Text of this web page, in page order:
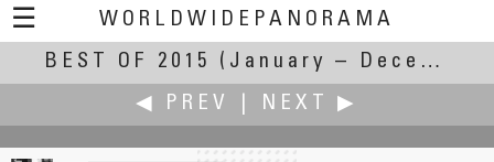
☰
WORLDWIDEPANORAMA
Best Of 2015:
BEST OF 2015
(January – December 2015)
◀ PREV
NEXT ▶